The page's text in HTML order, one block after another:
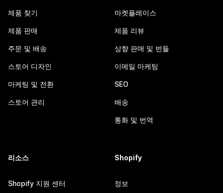
제품 찾기
제품 판매
주문 및 배송
스토어 디자인
마케팅 및 전환
스토어 관리
마켓플레이스
제품 리뷰
상향 판매 및 번들
이메일 마케팅
SEO
배송
통화 및 번역
리소스
Shopify 지원 센터
Shopify
정보